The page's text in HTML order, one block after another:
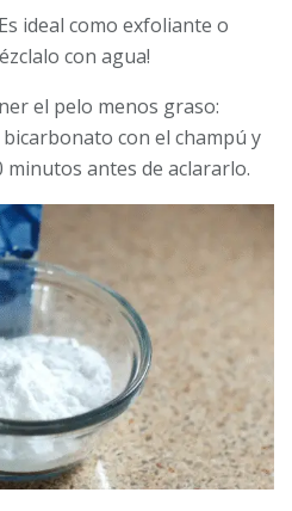
Es ideal como exfoliante o
con agua!
el pelo menos graso:
con el champú y
antes de aclararlo.